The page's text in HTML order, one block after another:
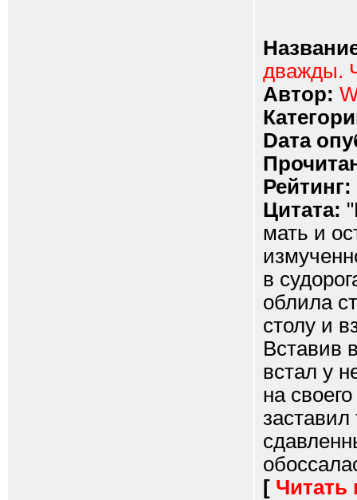
дважды.
Автор:
Dата
Рейтинг:
Цитата:
мать и
в
облила
столу и
Вставив
встал у
на
заставил
[ Читать